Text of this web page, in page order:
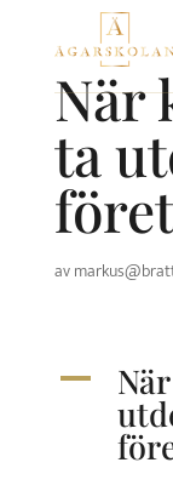
contentNär
ta
av
A